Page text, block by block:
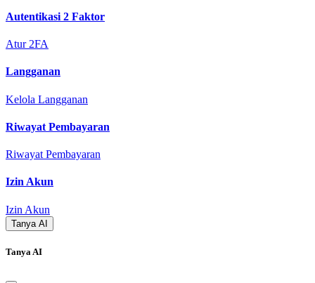
Autentikasi 2 Faktor
Atur 2FA
Langganan
Kelola Langganan
Riwayat Pembayaran
Riwayat Pembayaran
Izin Akun
Izin Akun
Tanya AI
Tanya AI